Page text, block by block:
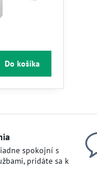
Do košíka
spokojní s
pridáte sa k